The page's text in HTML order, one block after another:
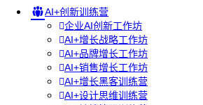
AI+创新训练营
企业AI创新工作坊
AI+增长战略工作坊
AI+品牌增长工作坊
AI+销售增长工作坊
AI+增长黑客训练营
AI+设计思维训练营